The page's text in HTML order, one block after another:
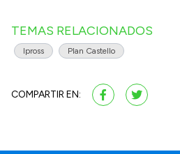
TEMAS RELACIONADOS
Ipross Plan Castello
COMPARTIR EN: